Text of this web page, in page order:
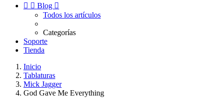
  Blog 
Todos los artículos
Categorías
Soporte
Tienda
Inicio
Tablaturas
Mick Jagger
God Gave Me Everything